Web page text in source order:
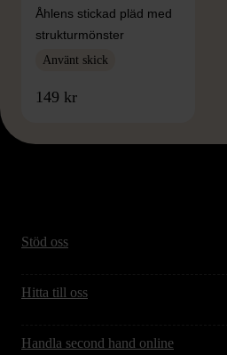
Åhlens stickad pläd med
strukturmönster
Använt skick
149 kr
Stöd oss
Hitta till oss
Handla second hand online